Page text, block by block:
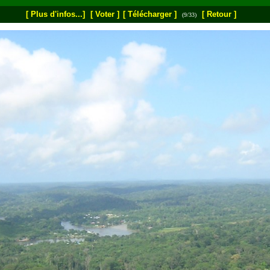
[ Plus d'infos...] [ Voter ] [ Télécharger ] (9/33) [ Retour ]